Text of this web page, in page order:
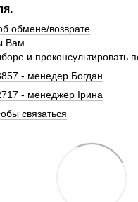
обмене/возврате
Вам
и проконсультировать
- менедер Богдан
- менеджер Ірина
связаться